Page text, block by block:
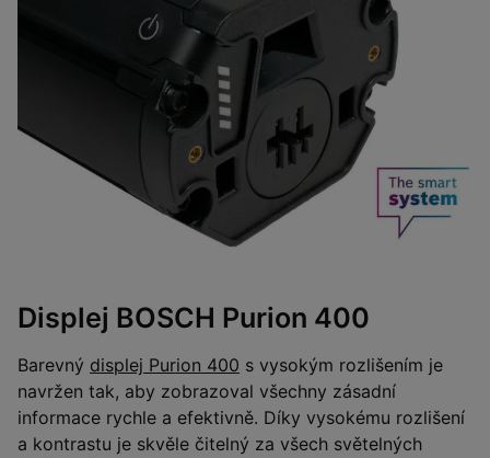
Displej BOSCH Purion 400
Barevný displej Purion 400 s vysokým rozlišením je
navržen tak, aby zobrazoval všechny zásadní
informace rychle a efektivně. Díky vysokému rozlišení
a kontrastu je skvěle čitelný za všech světelných